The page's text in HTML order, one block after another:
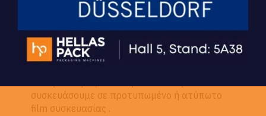
Η κύρια ροή της μηχανής βασίζεται πάνω σε
ένα μηχανικό σύστημα έκκεντρων κινούμενα
από ηλεκτρικό κινητήρα ενώ για την
δοσομέτρηση καθώς και την συγκόλληση του
film χρησιμοποιούνται πνευματικά έμβολα.
συσκευάσουμε σε προτυπωμένο ή ατύπωτο
film συσκευασίας .